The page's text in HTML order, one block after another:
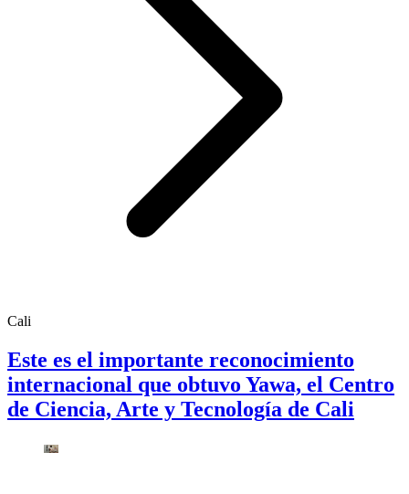
Cali
Este es el importante reconocimiento
internacional que obtuvo Yawa, el Centro
de Ciencia, Arte y Tecnología de Cali